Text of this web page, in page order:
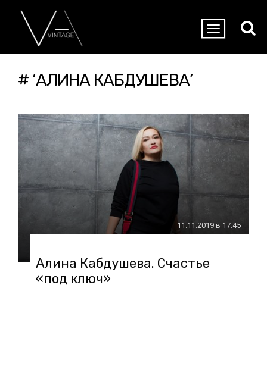
# ‘АЛИНА КАБДУШЕВА’
11.11.2019 в 17:45
Алина Кабдушева. Счастье
«под ключ»